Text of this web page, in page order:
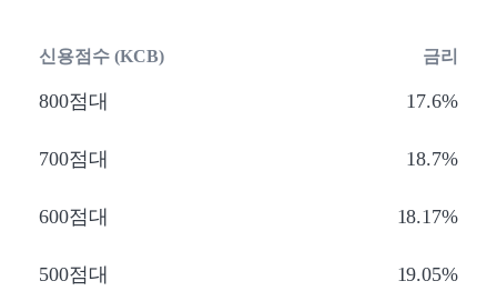
신용점수 (KCB) 금리
800점대 17.6%
700점대 18.7%
600점대 18.17%
500점대 19.05%